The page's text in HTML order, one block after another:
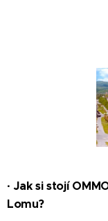
·Jak si stojí
Lomu?